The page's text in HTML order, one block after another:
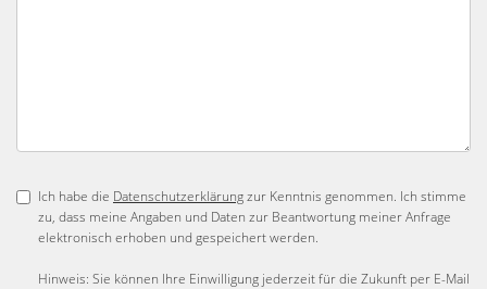
Ich habe die Datenschutzerklärungzur Kenntnis genommen. Ich stimme
zu, dass meine Angaben und Daten zur Beantwortung meiner Anfrage
elektronisch erhoben und gespeichert werden.
Hinweis: Sie können Ihre Einwilligung jederzeit für die Zukunft per E-Mail